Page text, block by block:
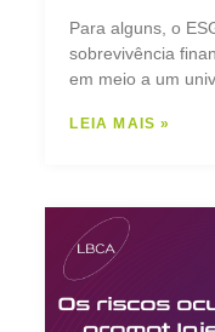
Para alguns, o
sobrevivência
em meio a um
LEIA MAIS »